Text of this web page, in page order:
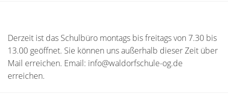
Derzeit ist das Schulbüro montags bis freitags von 7.30 bis
13.00 geöffnet. Sie können uns außerhalb dieser Zeit über
Mail erreichen. Email: info@waldorfschule-og.de
erreichen.